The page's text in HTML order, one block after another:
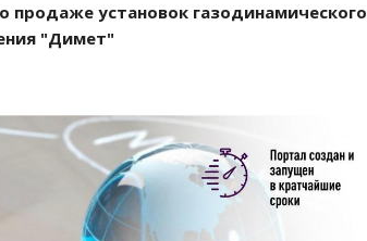
продаже установок газодинамического
"Димет"